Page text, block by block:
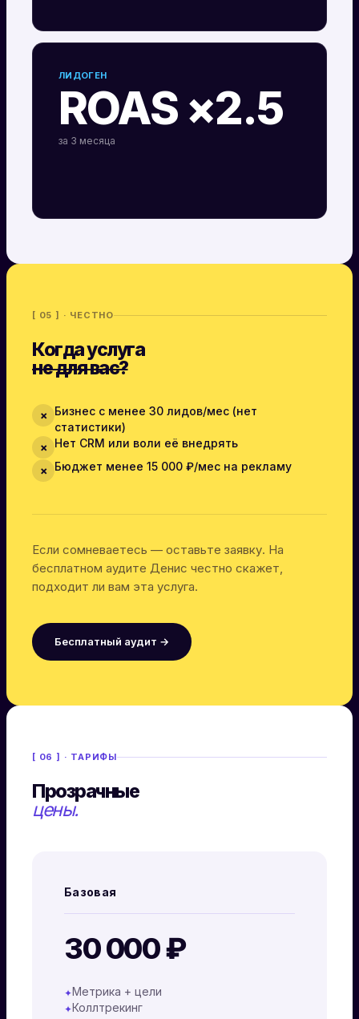
ЛИДОГЕН
ROAS ×2.5
за 3 месяца
[ 05 ] · ЧЕСТНО
Когда услуга
не для вас?
✗
Бизнес с менее 30 лидов/мес (нет
статистики)
✗ Нет CRM или воли её внедрять
✗ Бюджет менее 15 000 ₽/мес на рекламу
Если сомневаетесь — оставьте заявку. На
бесплатном аудите Денис честно скажет,
подходит ли вам эта услуга.
Бесплатный аудит →
[ 06 ] · ТАРИФЫ
Прозрачные
цены.
Базовая
30 000 ₽
✦Метрика + цели
✦Коллтрекинг